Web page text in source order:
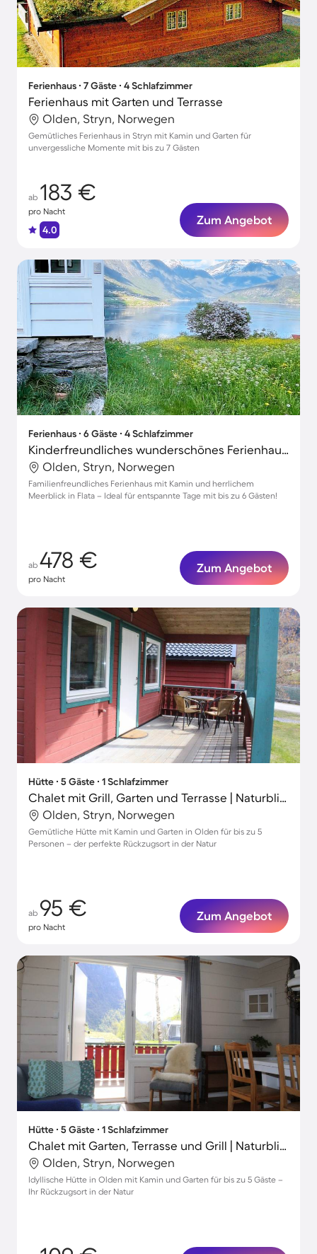
Ferienhaus ∙ 7 Gäste ∙ 4 Schlafzimmer
Ferienhaus mit Garten und Terrasse
Olden, Stryn, Norwegen
Gemütliches Ferienhaus in Stryn mit Kamin und Garten für
unvergessliche Momente mit bis zu 7 Gästen
ab 183 €
pro Nacht
4.0
Zum Angebot
Ferienhaus ∙ 6 Gäste ∙ 4 Schlafzimmer
Kinderfreundliches wunderschönes Ferienhaus mit Terrasse und Grill | Meerblick | Hunde erlaubt
Olden, Stryn, Norwegen
Familienfreundliches Ferienhaus mit Kamin und herrlichem
Meerblick in Flata – Ideal für entspannte Tage mit bis zu 6 Gästen!
ab 478 €
pro Nacht
Zum Angebot
Hütte ∙ 5 Gäste ∙ 1 Schlafzimmer
Chalet mit Grill, Garten und Terrasse | Naturblick
Olden, Stryn, Norwegen
Gemütliche Hütte mit Kamin und Garten in Olden für bis zu 5
Personen – der perfekte Rückzugsort in der Natur
ab 95 €
pro Nacht
Zum Angebot
Hütte ∙ 5 Gäste ∙ 1 Schlafzimmer
Chalet mit Garten, Terrasse und Grill | Naturblick
Olden, Stryn, Norwegen
Idyllische Hütte in Olden mit Kamin und Garten für bis zu 5 Gäste –
Ihr Rückzugsort in der Natur